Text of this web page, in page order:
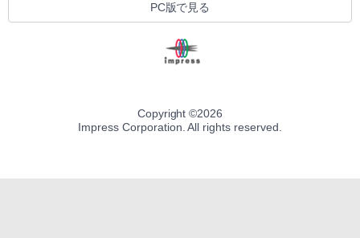
PC版で見る
Copyright ©2026
Impress Corporation. All rights reserved.